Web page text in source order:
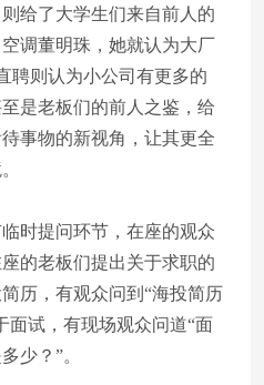
给了大学生们来自前人的
调董明珠，她就认为大厂
聘则认为小公司有更多的
是老板们的前人之鉴，给
事物的新视角，让其更全
时提问环节，在座的观众
的老板们提出关于求职的
历，有观众问到“海投简历
面试，有现场观众问道“面
少？”。